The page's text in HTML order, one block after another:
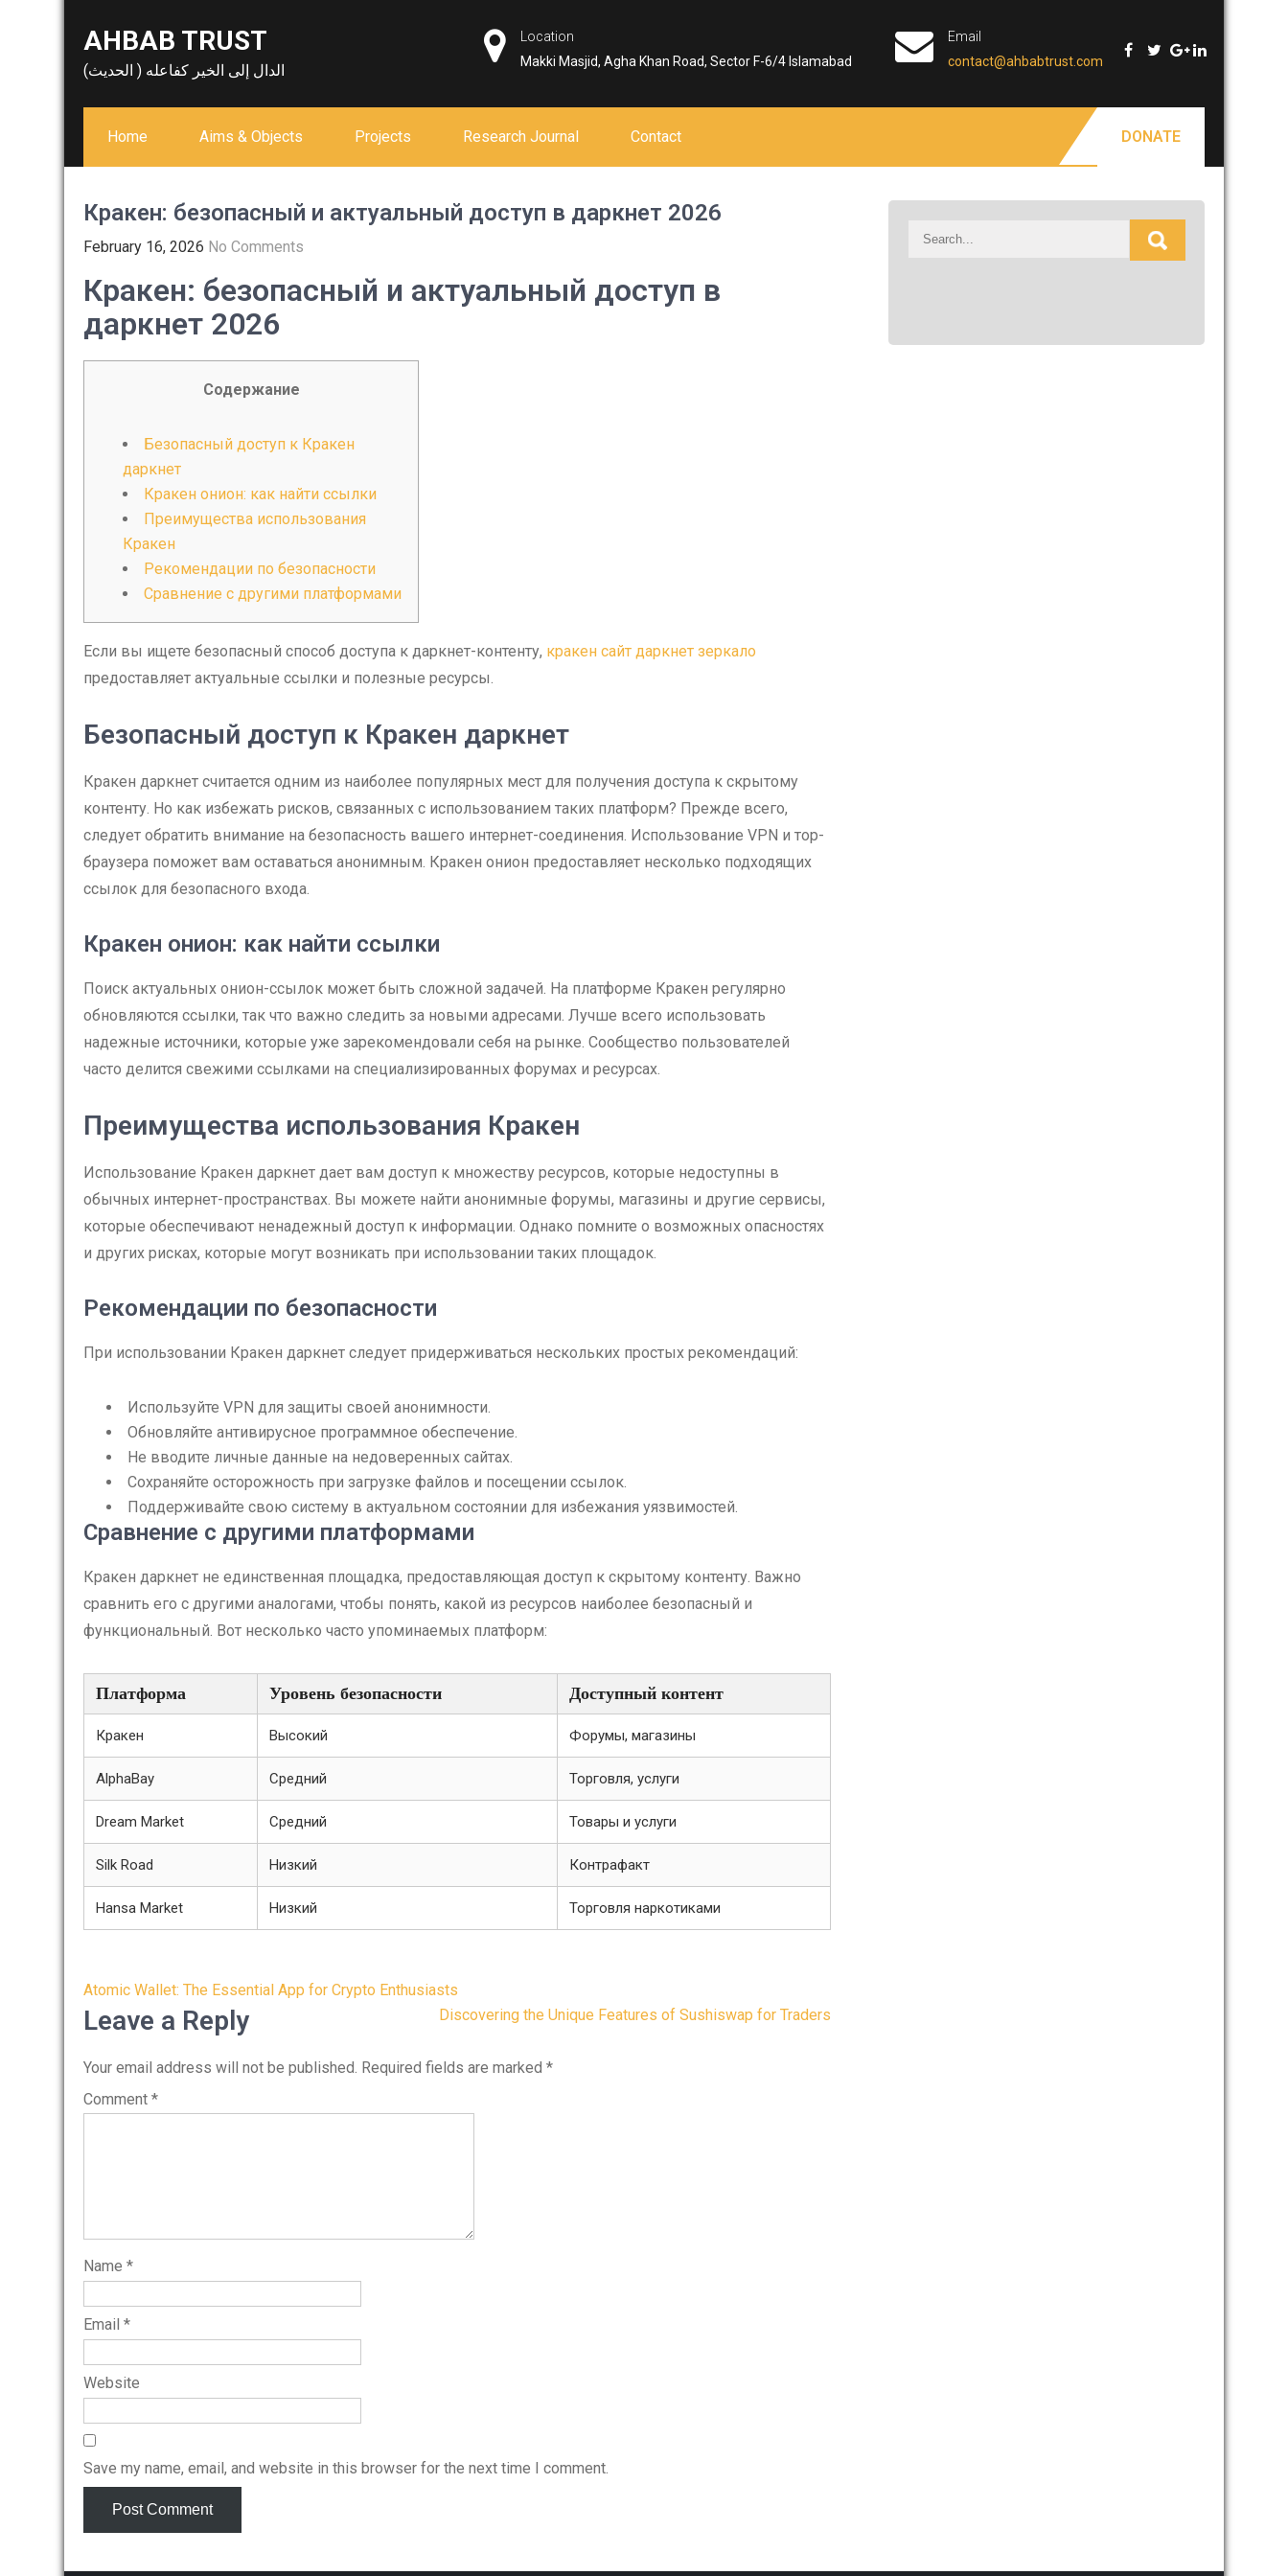
AHBAB TRUST
الدال إلى الخير كفاعله ( الحديث)
Location
Makki Masjid, Agha Khan Road, Sector F-6/4 Islamabad
Email
contact@ahbabtrust.com
Home Aims & Objects Projects Research Journal Contact DONATE
Кракен: безопасный и актуальный доступ в даркнет 2026
February 16, 2026 No Comments
Кракен: безопасный и актуальный доступ в
даркнет 2026
Содержание
Безопасный доступ к Кракен
даркнет
Кракен онион: как найти ссылки
Преимущества использования
Кракен
Рекомендации по безопасности
Сравнение с другими платформами
Если вы ищете безопасный способ доступа к даркнет-контенту, кракен сайт даркнет зеркало
предоставляет актуальные ссылки и полезные ресурсы.
Безопасный доступ к Кракен даркнет
Кракен даркнет считается одним из наиболее популярных мест для получения доступа к скрытому
контенту. Но как избежать рисков, связанных с использованием таких платформ? Прежде всего,
следует обратить внимание на безопасность вашего интернет-соединения. Использование VPN и тор-
браузера поможет вам оставаться анонимным. Кракен онион предоставляет несколько подходящих
ссылок для безопасного входа.
Кракен онион: как найти ссылки
Поиск актуальных онион-ссылок может быть сложной задачей. На платформе Кракен регулярно
обновляются ссылки, так что важно следить за новыми адресами. Лучше всего использовать
надежные источники, которые уже зарекомендовали себя на рынке. Сообщество пользователей
часто делится свежими ссылками на специализированных форумах и ресурсах.
Преимущества использования Кракен
Использование Кракен даркнет дает вам доступ к множеству ресурсов, которые недоступны в
обычных интернет-пространствах. Вы можете найти анонимные форумы, магазины и другие сервисы,
которые обеспечивают ненадежный доступ к информации. Однако помните о возможных опасностях
и других рисках, которые могут возникать при использовании таких площадок.
Рекомендации по безопасности
При использовании Кракен даркнет следует придерживаться нескольких простых рекомендаций:
Используйте VPN для защиты своей анонимности.
Обновляйте антивирусное программное обеспечение.
Не вводите личные данные на недоверенных сайтах.
Сохраняйте осторожность при загрузке файлов и посещении ссылок.
Поддерживайте свою систему в актуальном состоянии для избежания уязвимостей.
Сравнение с другими платформами
Кракен даркнет не единственная площадка, предоставляющая доступ к скрытому контенту. Важно
сравнить его с другими аналогами, чтобы понять, какой из ресурсов наиболее безопасный и
функциональный. Вот несколько часто упоминаемых платформ:
Платформа Уровень безопасности Доступный контент
Кракен Высокий Форумы, магазины
AlphaBay Средний Торговля, услуги
Dream Market Средний Товары и услуги
Silk Road Низкий Контрафакт
Hansa Market Низкий Торговля наркотиками
Post
navigation
Atomic Wallet: The Essential App for Crypto Enthusiasts
Discovering the Unique Features of Sushiswap for Traders
Leave a Reply
Your email address will not be published. Required fields are marked *
Comment *
Name *
Email *
Website
Save my name, email, and website in this browser for the next time I comment.